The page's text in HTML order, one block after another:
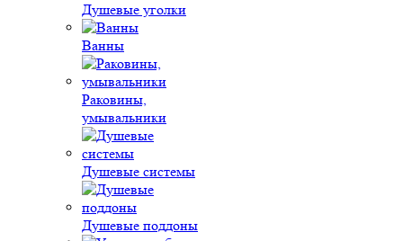
Душевые уголки
Ванны
Раковины,
умывальники
Душевые системы
Душевые поддоны